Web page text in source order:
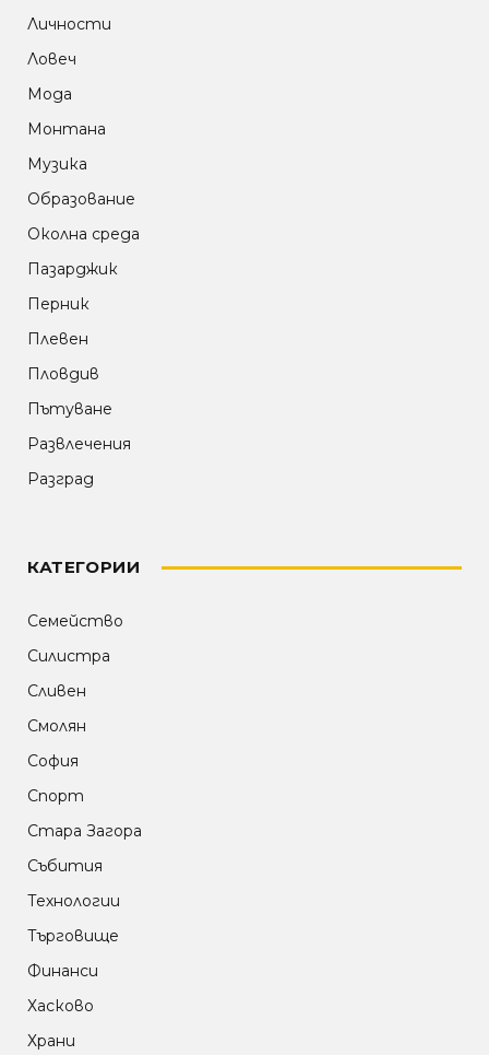
Личности
Ловеч
Мода
Монтана
Музика
Образование
Околна среда
Пазарджик
Перник
Плевен
Пловдив
Пътуване
Развлечения
Разград
КАТЕГОРИИ
Семейство
Силистра
Сливен
Смолян
София
Спорт
Стара Загора
Събития
Технологии
Търговище
Финанси
Хасково
Храни